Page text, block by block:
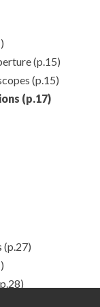
(p.15)
(p.15)
(p.17)
(p.27)